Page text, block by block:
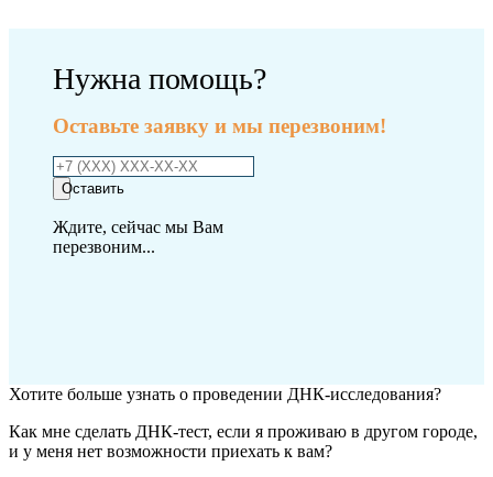
Нужна помощь?
Оставьте заявку и мы перезвоним!
Оставить
Ждите, сейчас мы Вам
перезвоним...
Хотите больше узнать о проведении ДНК-исследования?
Как мне сделать ДНК-тест, если я проживаю в другом городе,
и у меня нет возможности приехать к вам?